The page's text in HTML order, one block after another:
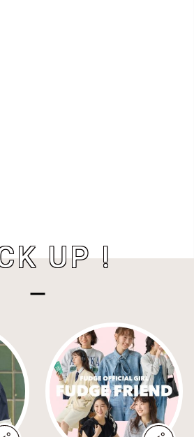
UP !